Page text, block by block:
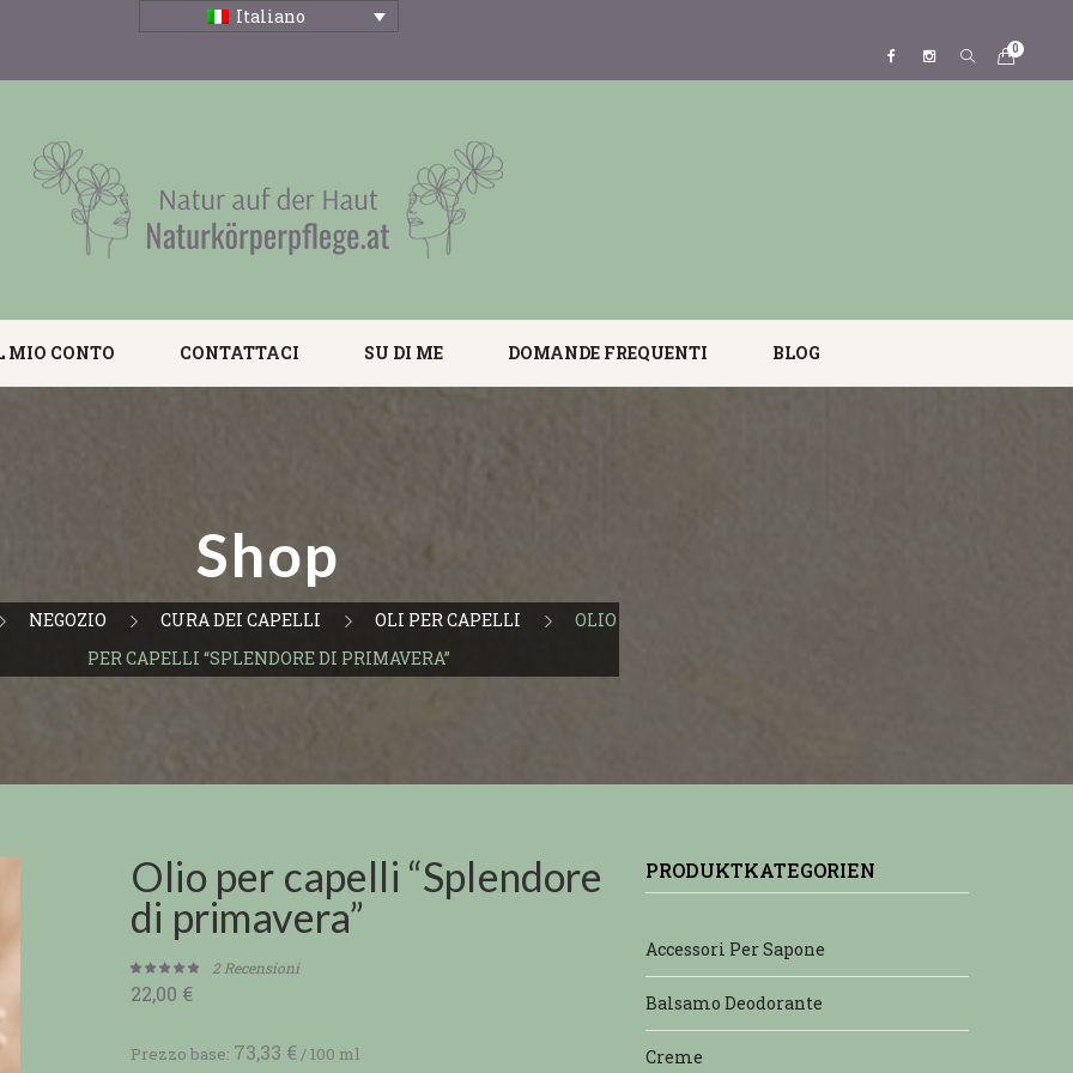
Italiano
0
MIO CONTO CONTATTACI SU DI ME DOMANDE FREQUENTI BLOG
Shop
NEGOZIO CURA DEI CAPELLI OLI PER CAPELLI
OLIO
PER CAPELLI “SPLENDORE DI PRIMAVERA”
Olio per capelli “Splendore
di primavera”
Valutato 5.00
2
recensioni
2Recensioni
22,00 €
Prezzo base: 73,33 €/100 ml
PRODUKTKATEGORIEN
Accessori Per Sapone
Balsamo Deodorante
Creme